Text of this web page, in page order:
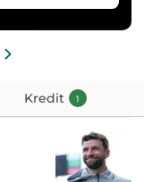
Kredit 1